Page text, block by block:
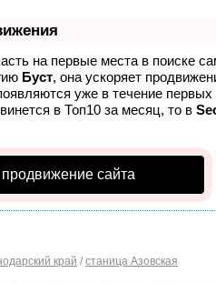
на первые места в поиске
Буст, она ускоряет
уже в течение
в Топ10 за месяц, то в
сайта
край / станица Азовская